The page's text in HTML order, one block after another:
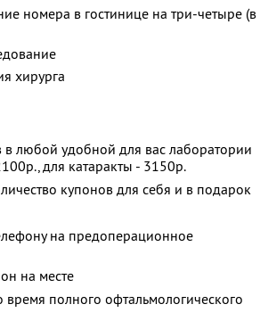
номера в гостинице на три-четыре (в
хирурга
любой удобной для вас лаборатории
для катаракты - 3150р.
купонов для себя и в подарок
на предоперационное
на месте
полного офтальмологического